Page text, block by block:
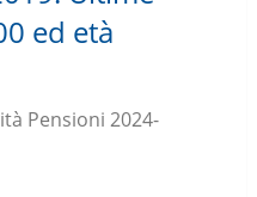
ed età
Pensioni 2024-